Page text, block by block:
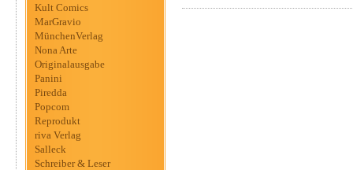
Kult Comics
MarGravio
MünchenVerlag
Nona Arte
Originalausgabe
Panini
Piredda
Popcom
Reprodukt
riva Verlag
Salleck
Schreiber & Leser